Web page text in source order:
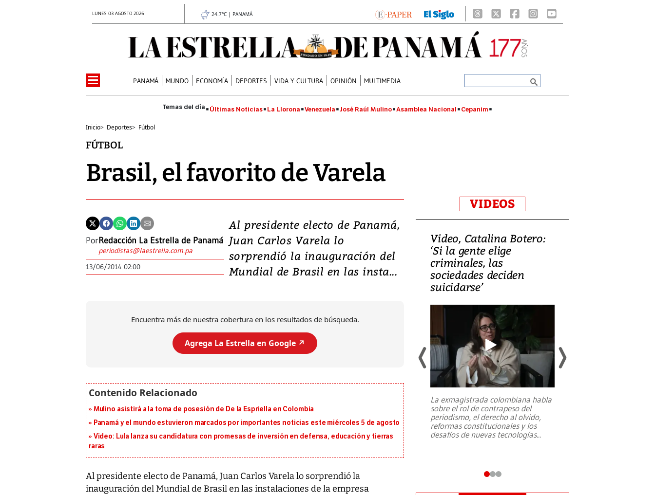
LUNES 03 AGOSTO 2026 24.7°C | PANAMÁ
PANAMÁ MUNDO ECONOMÍA DEPORTES VIDA Y CULTURA OPINIÓN MULTIMEDIA
Últimas Noticias La Llorona Venezuela José Raúl Mulino Asamblea Nacional Cepanim
Inicio> Deportes> Fútbol
FÚTBOL
Brasil, el favorito de Varela
PorRedacción La Estrella de Panamá
periodistas@laestrella.com.pa
13/06/2014 02:00
Al presidente electo de Panamá,
Juan Carlos Varela lo
sorprendió la inauguración del
Mundial de Brasil en las insta...
Encuentra más de nuestra cobertura en los resultados de búsqueda.
Agrega La Estrella en Google ↗️
Mulino asistirá a la toma de posesión de De la Espriella en Colombia
Panamá y el mundo estuvieron marcados por importantes noticias este miércoles 5 de agosto
Video: Lula lanza su candidatura con promesas de inversión en defensa, educación y tierras
raras
Al presidente electo de Panamá, Juan Carlos Varela lo sorprendió la
inauguración del Mundial de Brasil en las instalaciones de la empresa
VIDEOS
Video, Japón: Terremoto
deja heridos y graves
daños en Kumamoto
7,1 se registró este martes 28 de
emergencia de gran
Video, Catalina Botero:
‘Si la gente elige
criminales, las
sociedades deciden
suicidarse’
La exmagistrada colombiana habla
sobre el rol de contrapeso del
periodismo, el derecho al olvido,
reformas constitucionales y los
desafíos de nuevas tecnologías...